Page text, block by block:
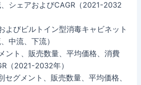
シェアおよびCAGR（2021-2032
よびビルトイン型消毒キャビネット
中流、下流）
ント、販売数量、平均価格、消費
（2021-2032年）
セグメント、販売数量、平均価格、